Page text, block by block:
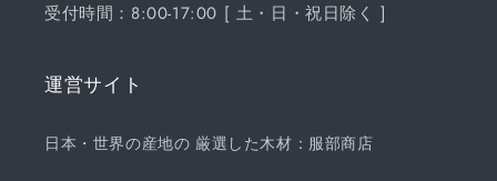
受付時間：8:00-17:00 [ 土・日・祝日除く ]
運営サイト
日本・世界の産地の 厳選した木材：服部商店